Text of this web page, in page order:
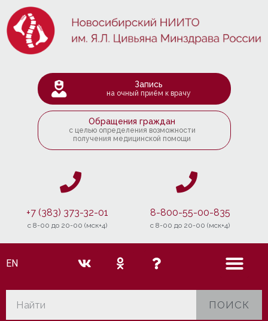
Запись
на очный приём к врачу
Обращения граждан
с целью определения возможности
получения медицинской помощи
+7 (383) 373-32-01
c 8-00 до 20-00 (мск+4)
8-800-55-00-835
c 8-00 до 20-00 (мск+4)
EN
ПОИСК